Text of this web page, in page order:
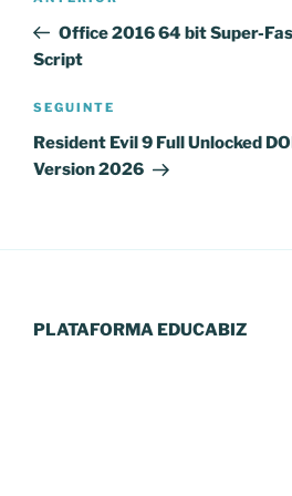
artigos
anterior
Office 2016 64 bit Super-
Script
Conteúdo
seguinte
SEGUINTE
Resident Evil 9 Full Unlocked
Version 2026
PLATAFORMA EDUCABIZ